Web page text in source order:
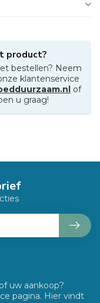
product?
bestellen? Neem
klantenservice
of
u graag!
uw aankoop?
pagina. Hier vindt